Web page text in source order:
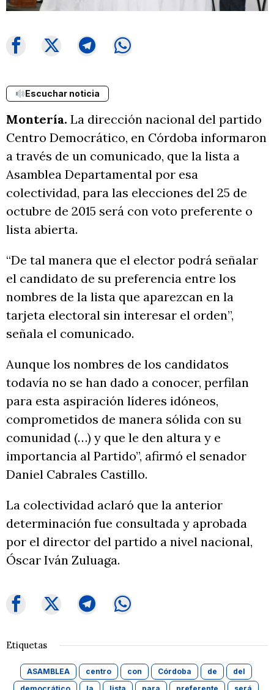
Escuchar noticia
Montería. La dirección nacional del partido
Centro Democrático, en Córdoba informaron
a través de un comunicado, que la lista a
Asamblea Departamental por esa
colectividad, para las elecciones del 25 de
octubre de 2015 será con voto preferente o
lista abierta.
“De tal manera que el elector podrá señalar
el candidato de su preferencia entre los
nombres de la lista que aparezcan en la
tarjeta electoral sin interesar el orden”,
señala el comunicado.
Aunque los nombres de los candidatos
todavía no se han dado a conocer, perfilan
para esta aspiración líderes idóneos,
comprometidos de manera sólida con su
comunidad (…) y que le den altura y e
importancia al Partido”, afirmó el senador
Daniel Cabrales Castillo.
La colectividad aclaró que la anterior
determinación fue consultada y aprobada
por el director del partido a nivel nacional,
Óscar Iván Zuluaga.
Etiquetas
ASAMBLEA centro con Córdoba de
del